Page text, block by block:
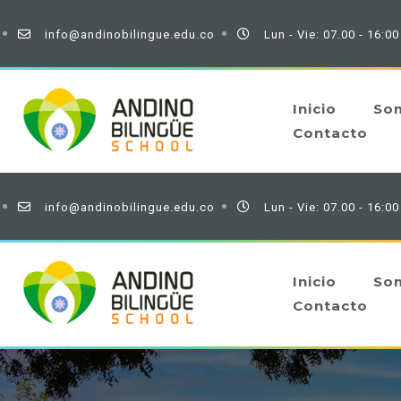
info@andinobilingue.edu.co Lun - Vie: 07.00 - 16:00
Inicio
Contacto
info@andinobilingue.edu.co Lun - Vie: 07.00 - 16:00
Inicio
Contacto